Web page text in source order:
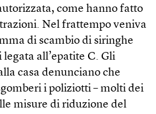
come hanno fatto
Nel frattempo veniva
di scambio di siringhe
all’epatite C. Gli
casa denunciano che
i poliziotti – molti dei
misure di riduzione del